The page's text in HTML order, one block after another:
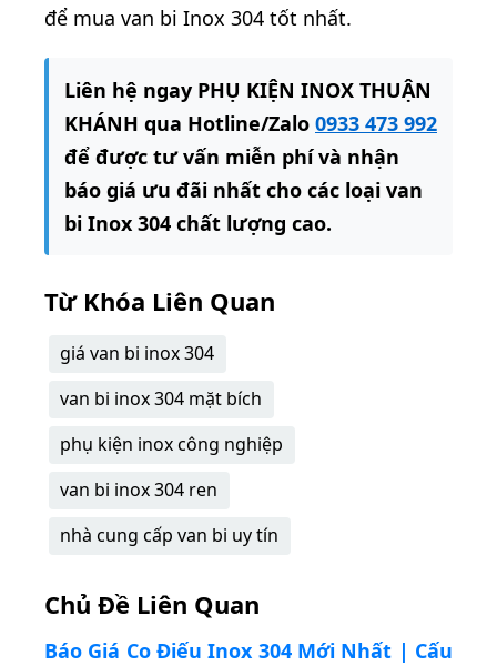
để mua van bi Inox 304 tốt nhất.
Liên hệ ngay PHỤ KIỆN INOX THUẬN
KHÁNH qua Hotline/Zalo 0933 473 992
để được tư vấn miễn phí và nhận
báo giá ưu đãi nhất cho các loại van
bi Inox 304 chất lượng cao.
Từ Khóa Liên Quan
giá van bi inox 304
van bi inox 304 mặt bích
phụ kiện inox công nghiệp
van bi inox 304 ren
nhà cung cấp van bi uy tín
Chủ Đề Liên Quan
Báo Giá Co Điếu Inox 304 Mới Nhất | Cấu